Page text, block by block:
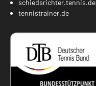
schiedsrichter.tennis.de
tennistrainer.de